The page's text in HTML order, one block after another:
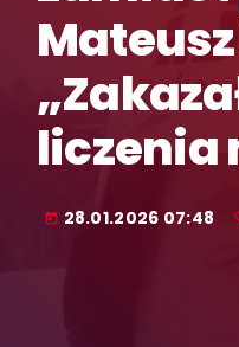
liczenia
today 28.01.2026 07:48